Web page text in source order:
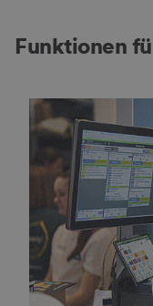
Funktionen